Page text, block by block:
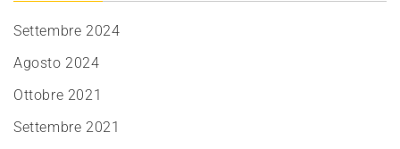
Settembre 2024
Agosto 2024
Ottobre 2021
Settembre 2021